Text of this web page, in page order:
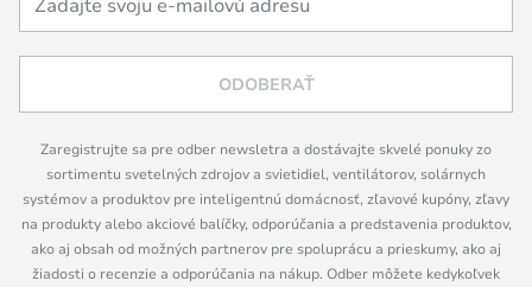
ODOBERAŤ
Zaregistrujte sa pre odber newsletra a dostávajte skvelé ponuky zo
sortimentu svetelných zdrojov a svietidiel, ventilátorov, solárnych
systémov a produktov pre inteligentnú domácnosť, zľavové kupóny, zľavy
na produkty alebo akciové balíčky, odporúčania a predstavenia produktov,
ako aj obsah od možných partnerov pre spoluprácu a prieskumy, ako aj
žiadosti o recenzie a odporúčania na nákup. Odber môžete kedykoľvek